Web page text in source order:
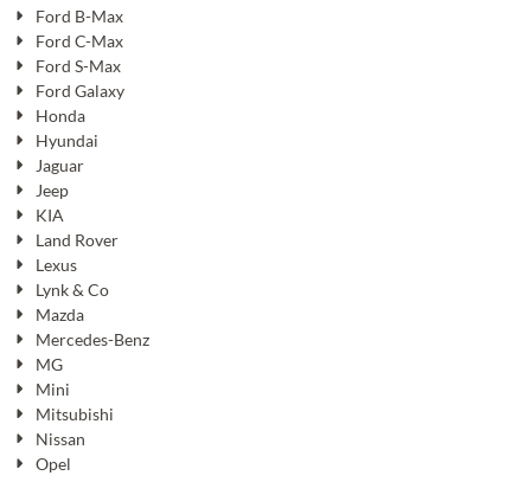
Ford B-Max
Ford C-Max
Ford S-Max
Ford Galaxy
Honda
Hyundai
Jaguar
Jeep
KIA
Land Rover
Lexus
Lynk & Co
Mazda
Mercedes-Benz
MG
Mini
Mitsubishi
Nissan
Opel